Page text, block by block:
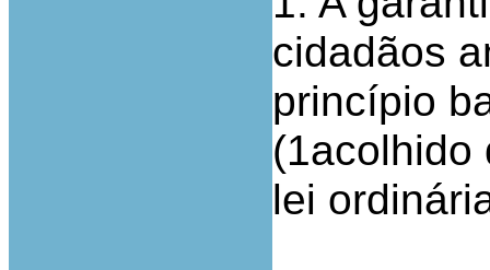
cidadãos
princípio
(1acolhido
lei